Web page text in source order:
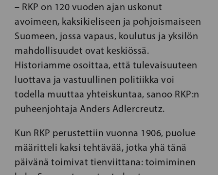
– RKP on 120 vuoden ajan uskonut
avoimeen, kaksikieliseen ja pohjoismaiseen
Suomeen, jossa vapaus, koulutus ja yksilön
mahdollisuudet ovat keskiössä.
Historiamme osoittaa, että tulevaisuuteen
luottava ja vastuullinen politiikka voi
todella muuttaa yhteiskuntaa, sanoo RKP:n
puheenjohtaja Anders Adlercreutz.
Kun RKP perustettiin vuonna 1906, puolue
määritteli kaksi tehtävää, jotka yhä tänä
päivänä toimivat tienviittana: toimiminen